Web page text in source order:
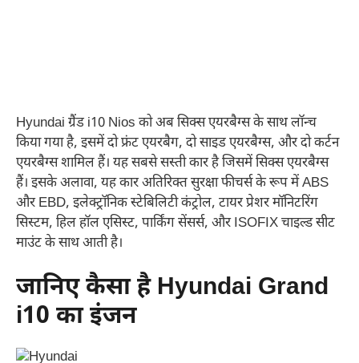
Hyundai ग्रैंड i10 Nios को अब सिक्स एयरबैग्स के साथ लॉन्च
किया गया है, इसमें दो फ्रंट एयरबैग, दो साइड एयरबैग्स, और दो कर्टन
एयरबैग्स शामिल हैं। यह सबसे सस्ती कार है जिसमें सिक्स एयरबैग्स
हैं। इसके अलावा, यह कार अतिरिक्त सुरक्षा फीचर्स के रूप में ABS
और EBD, इलेक्ट्रॉनिक स्टेबिलिटी कंट्रोल, टायर प्रेशर मॉनिटरिंग
सिस्टम, हिल हॉल एसिस्ट, पार्किंग सेंसर्स, और ISOFIX चाइल्ड सीट
माउंट के साथ आती है।
जानिए कैसा है Hyundai Grand
i10 का इंजन